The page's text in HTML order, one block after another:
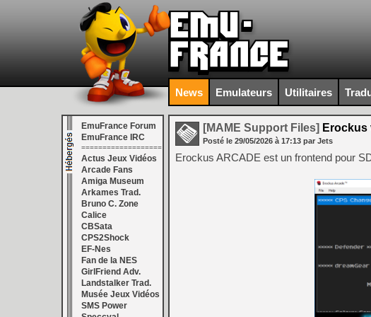
News Emulateurs Utilitaires
EmuFrance Forum
EmuFrance IRC
===================
Actus Jeux Vidéos
Arcade Fans
Amiga Museum
Arkames Trad.
Bruno C. Zone
Calice
CBSata
CPS2Shock
EF-Nes
Fan de la NES
GirlFriend Adv.
Landstalker Trad.
Musée Jeux Vidéos
SMS Power
[MAME Support Files] Erockus
Posté le 29/05/2026 à 17:13 par Jets
Erockus ARCADE est un frontend pour